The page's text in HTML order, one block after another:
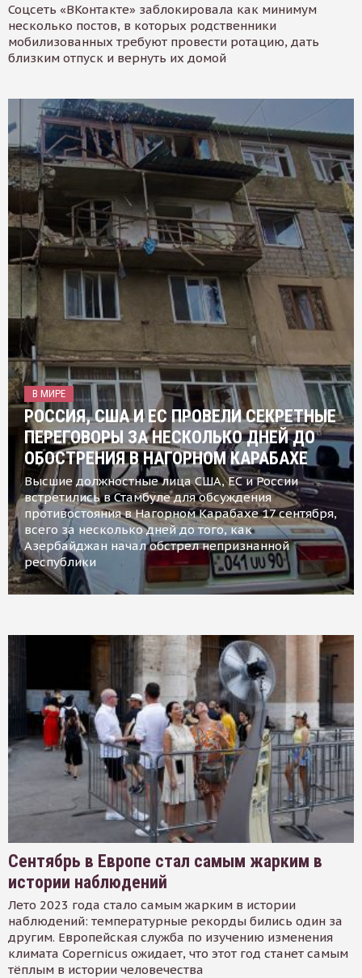
Соцсеть «ВКонтакте» заблокировала как минимум
несколько постов, в которых родственники
мобилизованных требуют провести ротацию, дать
близким отпуск и вернуть их домой
В МИРЕ
РОССИЯ, США И ЕС ПРОВЕЛИ СЕКРЕТНЫЕ
ПЕРЕГОВОРЫ ЗА НЕСКОЛЬКО ДНЕЙ ДО
ОБОСТРЕНИЯ В НАГОРНОМ КАРАБАХЕ
Высшие должностные лица США, ЕС и России
встретились в Стамбуле для обсуждения
противостояния в Нагорном Карабахе 17 сентября,
всего за несколько дней до того, как
Азербайджан начал обстрел непризнанной
республики
Сентябрь в Европе стал самым жарким в
истории наблюдений
Лето 2023 года стало самым жарким в истории
наблюдений: температурные рекорды бились один за
другим. Европейская служба по изучению изменения
климата Copernicus ожидает, что этот год станет самым
тёплым в истории человечества